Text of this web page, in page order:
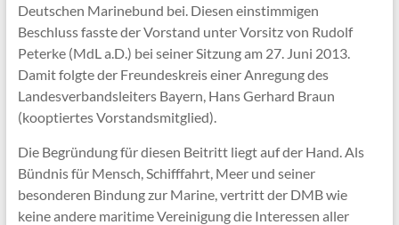
Deutschen Marinebund bei. Diesen einstimmigen
Beschluss fasste der Vorstand unter Vorsitz von Rudolf
Peterke (MdL a.D.) bei seiner Sitzung am 27. Juni 2013.
Damit folgte der Freundeskreis einer Anregung des
Landesverbandsleiters Bayern, Hans Gerhard Braun
(kooptiertes Vorstandsmitglied).
Die Begründung für diesen Beitritt liegt auf der Hand. Als
Bündnis für Mensch, Schifffahrt, Meer und seiner
besonderen Bindung zur Marine, vertritt der DMB wie
keine andere maritime Vereinigung die Interessen aller